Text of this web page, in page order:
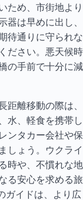
ため、市街地より
は早めに出し、
待通りに守られな
ださい。悪天候時
の手前で十分に減
離移動の際は、
水、軽食を携帯し
ンタカー会社や保
しょう。ウクライ
時や、不慣れな地
る安心を求める旅
ガイドは、より広